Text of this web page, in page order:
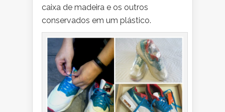
caixa de madeira e os outros
conservados em um plástico.